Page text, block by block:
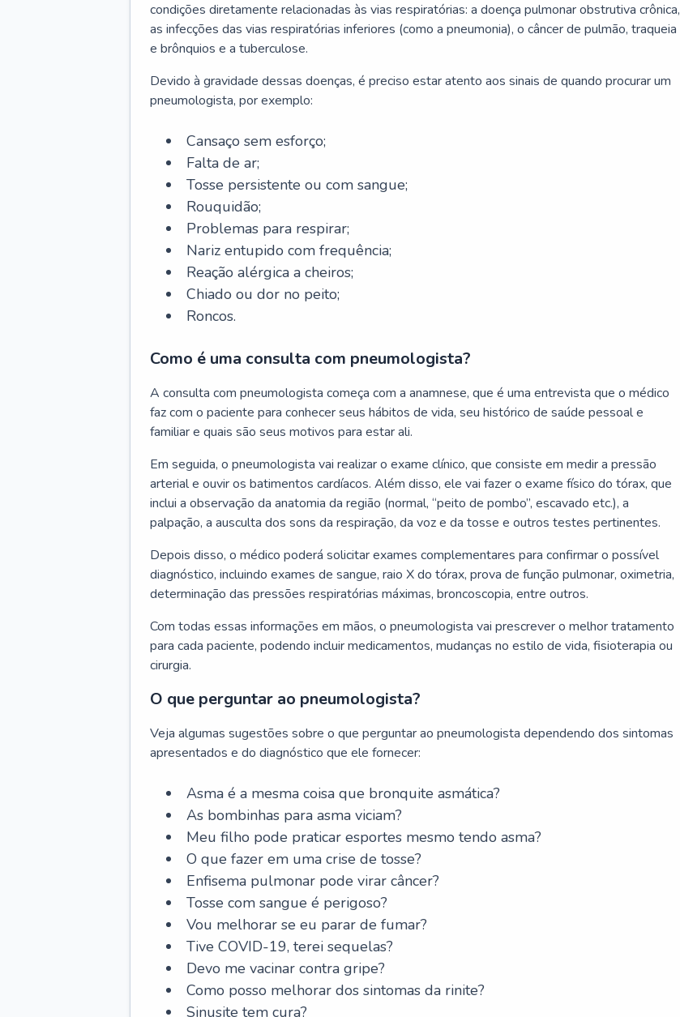
condições diretamente relacionadas às vias respiratórias: a doença pulmonar obstrutiva crônica,
as infecções das vias respiratórias inferiores (como a pneumonia), o câncer de pulmão, traqueia
e brônquios e a tuberculose.
Devido à gravidade dessas doenças, é preciso estar atento aos sinais de quando procurar um
pneumologista, por exemplo:
Cansaço sem esforço;
Falta de ar;
Tosse persistente ou com sangue;
Rouquidão;
Problemas para respirar;
Nariz entupido com frequência;
Reação alérgica a cheiros;
Chiado ou dor no peito;
Roncos.
Como é uma consulta com pneumologista?
A consulta com pneumologista começa com a anamnese, que é uma entrevista que o médico
faz com o paciente para conhecer seus hábitos de vida, seu histórico de saúde pessoal e
familiar e quais são seus motivos para estar ali.
Em seguida, o pneumologista vai realizar o exame clínico, que consiste em medir a pressão
arterial e ouvir os batimentos cardíacos. Além disso, ele vai fazer o exame físico do tórax, que
inclui a observação da anatomia da região (normal, “peito de pombo”, escavado etc.), a
palpação, a ausculta dos sons da respiração, da voz e da tosse e outros testes pertinentes.
Depois disso, o médico poderá solicitar exames complementares para confirmar o possível
diagnóstico, incluindo exames de sangue, raio X do tórax, prova de função pulmonar, oximetria,
determinação das pressões respiratórias máximas, broncoscopia, entre outros.
Com todas essas informações em mãos, o pneumologista vai prescrever o melhor tratamento
para cada paciente, podendo incluir medicamentos, mudanças no estilo de vida, fisioterapia ou
cirurgia.
O que perguntar ao pneumologista?
Veja algumas sugestões sobre o que perguntar ao pneumologista dependendo dos sintomas
apresentados e do diagnóstico que ele fornecer:
Asma é a mesma coisa que bronquite asmática?
As bombinhas para asma viciam?
Meu filho pode praticar esportes mesmo tendo asma?
O que fazer em uma crise de tosse?
Enfisema pulmonar pode virar câncer?
Tosse com sangue é perigoso?
Vou melhorar se eu parar de fumar?
Tive COVID-19, terei sequelas?
Devo me vacinar contra gripe?
Como posso melhorar dos sintomas da rinite?
Sinusite tem cura?